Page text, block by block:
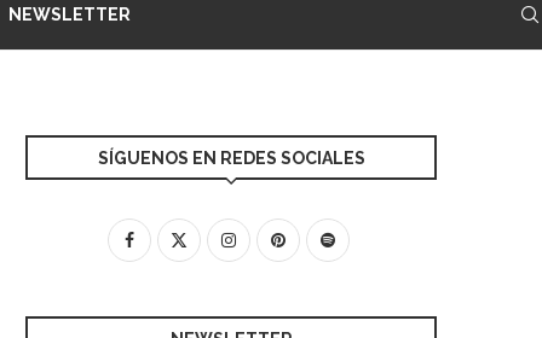
NEWSLETTER
SÍGUENOS EN REDES SOCIALES